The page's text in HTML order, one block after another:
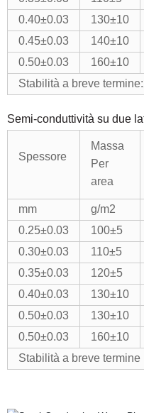
0.40±0.03 130±10
0.45±0.03 140±10
0.50±0.03 160±10
Stabilità a breve
Semi-conduttività su due
Spessore
Massa
Per
area
mm g/m2
0.25±0.03 100±5
0.30±0.03 110±5
0.35±0.03 120±5
0.40±0.03 130±10
0.50±0.03 130±10
0.50±0.03 160±10
Stabilità a breve